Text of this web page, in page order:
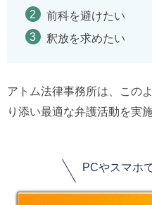
前科を避けたい
釈放を求めたい
アトム法律事務所は、この
り添い最適な弁護活動を実施
PCやスマホ